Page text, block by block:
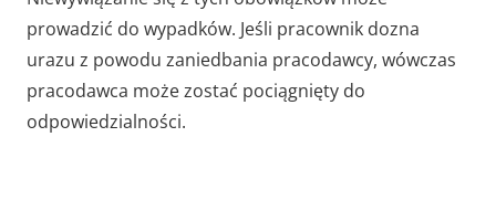
prowadzić do wypadków. Jeśli pracownik dozna
urazu z powodu zaniedbania pracodawcy, wówczas
pracodawca może zostać pociągnięty do
odpowiedzialności.